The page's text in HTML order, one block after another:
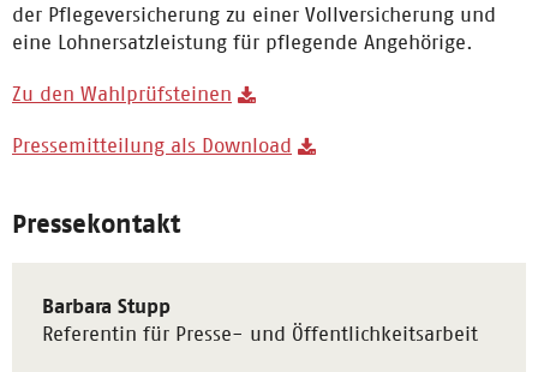
der Pflegeversicherung zu einer Vollversicherung und
eine Lohnersatzleistung für pflegende Angehörige.
Zu den Wahlprüfsteinen
Pressemitteilung als Download
Pressekontakt
Barbara Stupp
Referentin für Presse- und Öffentlichkeitsarbeit